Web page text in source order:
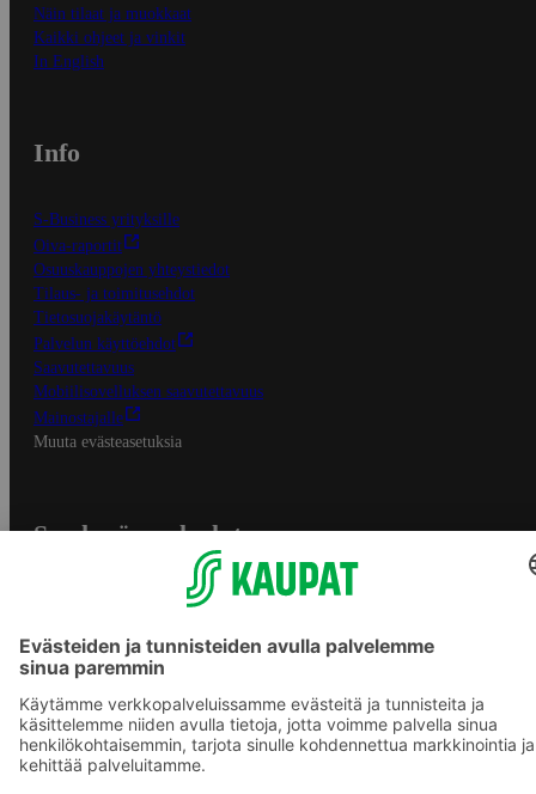
Näin tilaat ja muokkaat
Kaikki ohjeet ja vinkit
In English
Info
S-Business yrityksille
Oiva-raportit
Osuuskauppojen yhteystiedot
Tilaus- ja toimitusehdot
Tietosuojakäytäntö
Palvelun käyttöehdot
Saavutettavuus
Mobiilisovelluksen saavutettavuus
Mainostajalle
Muuta evästeasetuksia
S-ryhmän palvelut
Yhteishyvä Ruoka -sovellus
S-ostoslista -sovellus
Prisma.fi
Sokos.fi
S-Pankki